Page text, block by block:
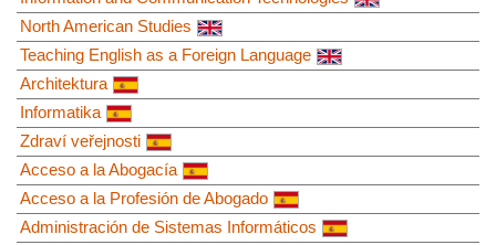
North American Studies
Teaching English as a Foreign Language
Architektura
Informatika
Zdraví veřejnosti
Acceso a la Abogacía
Acceso a la Profesión de Abogado
Administración de Sistemas Informáticos